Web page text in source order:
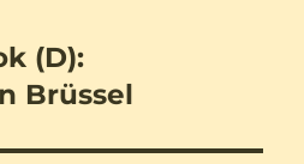
(D):
Brüssel